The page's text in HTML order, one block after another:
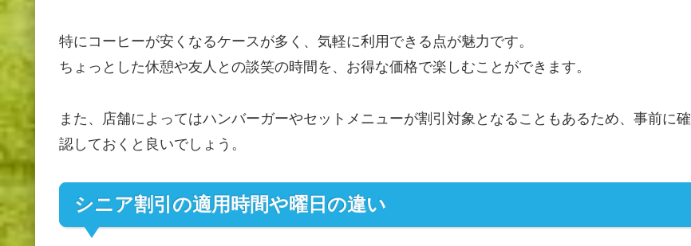
特にコーヒーが安くなるケースが多く、気軽に利用できる点が魅力です。
ちょっとした休憩や友人との談笑の時間を、お得な価格で楽しむことができます。
また、店舗によってはハンバーガーやセットメニューが割引対象となることもあるため、事前に確
認しておくと良いでしょう。
シニア割引の適用時間や曜日の違い